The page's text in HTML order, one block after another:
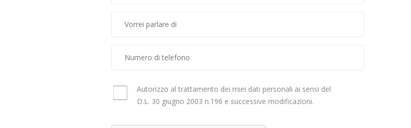
Autorizzo al trattamento dei miei dati personali ai sensi del
D.L. 30 giugno 2003 n.196 e successive modificazioni.